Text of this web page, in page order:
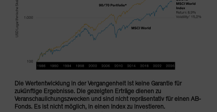
Die Wertentwicklung in der Vergangenheit ist keine Garantie für
zukünftige Ergebnisse. Die gezeigten Erträge dienen zu
Veranschaulichungszwecken und sind nicht repräsentativ für einen AB-
Fonds. Es ist nicht möglich, in einen Index zu investieren.